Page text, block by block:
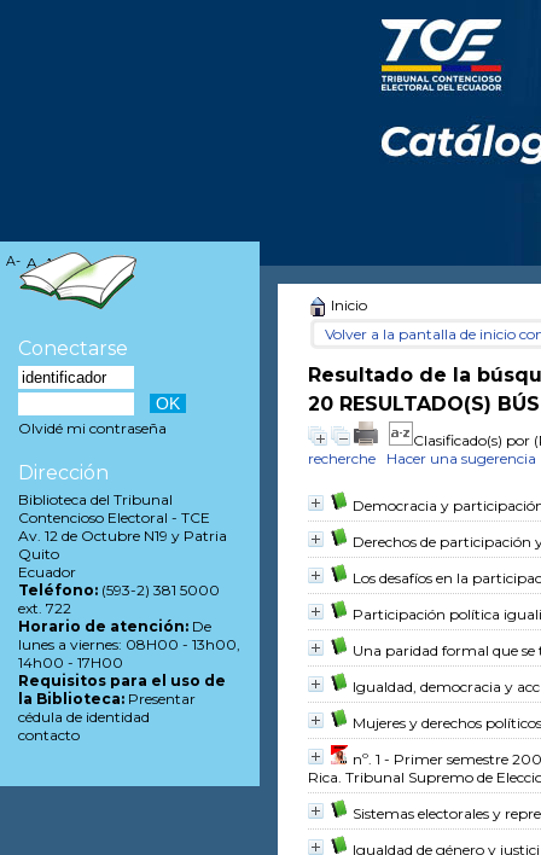
Inicio
Volver a la pantalla de inicio
Resultado de la
20 RESULTADO(S)
Clasificado(s) por
recherche
Hacer una sugerencia
Democracia y
Derechos de participación
Los desafíos en la
Participación política
Una paridad formal que
Igualdad, democracia y
Mujeres y derechos
nº. 1 - Primer semestre
Rica. Tribunal Supremo de
Sistemas electorales y
Igualdad de género y
A- A A+
Conectarse
Olvidé mi contraseña
Dirección
Biblioteca del Tribunal
Contencioso Electoral - TCE
Av. 12 de Octubre N19 y Patria
Quito
Ecuador
Teléfono: (593-2) 381 5000
ext. 722
Horario de atención: De
lunes a viernes: 08H00 - 13h00,
14h00 - 17H00
Requisitos para el uso de
la Biblioteca: Presentar
cédula de identidad
contacto